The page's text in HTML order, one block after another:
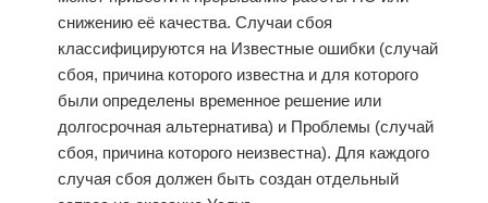
снижению её качества. Случаи сбоя
классифицируются на Известные ошибки (случай
сбоя, причина которого известна и для которого
были определены временное решение или
долгосрочная альтернатива) и Проблемы (случай
сбоя, причина которого неизвестна). Для каждого
случая сбоя должен быть создан отдельный